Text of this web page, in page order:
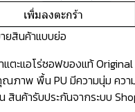
เพิ่มลงตะกร้า
ยสินค้าแบบย่อ
แตะแอโร่ซอฟของแท้
ภาพ พื้น PU มีความนุ่ม ควา
สินค้ารับประกันจากระบบ